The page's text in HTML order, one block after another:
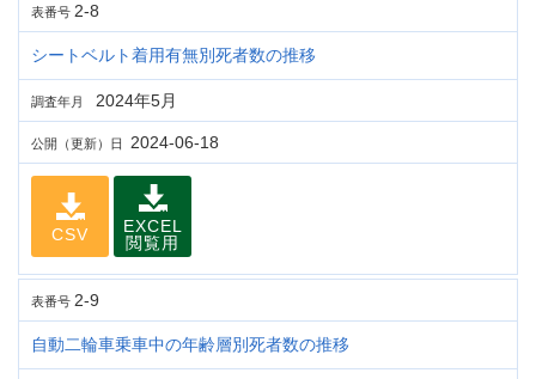
表番号 2-8
シートベルト着用有無別死者数の推移
調査年月 2024年5月
公開（更新）日 2024-06-18
CSV
EXCEL
閲覧用
表番号 2-9
自動二輪車乗車中の年齢層別死者数の推移